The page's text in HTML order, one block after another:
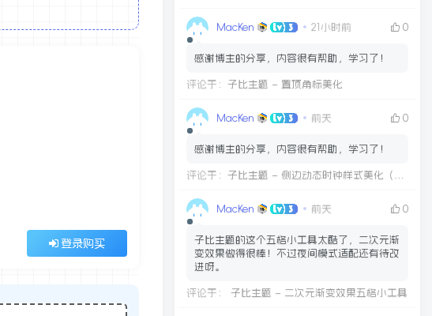
登录购买
MacKen 21小时前 0
感谢博主的分享，内容很有帮助，学习了！
评论于： 子比主题 – 置顶角标美化
MacKen 前天 0
感谢博主的分享，内容很有帮助，学习了！
评论于： 子比主题 – 侧边动态时钟样式美化（两款）
MacKen 前天 0
子比主题的这个五格小工具太酷了，二次元渐
变效果做得很棒！不过夜间模式适配还有待改
进呀。
评论于： 子比主题 – 二次元渐变效果五格小工具